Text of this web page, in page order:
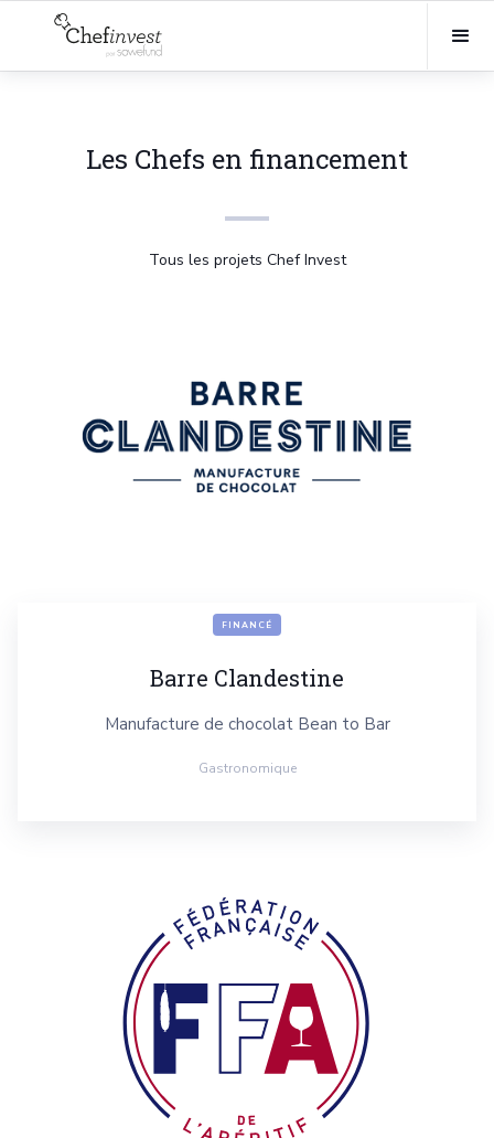
Les Chefs en financement
Tous les projets Chef Invest
FINANCÉ
Barre Clandestine
Manufacture de chocolat Bean to Bar
Gastronomique